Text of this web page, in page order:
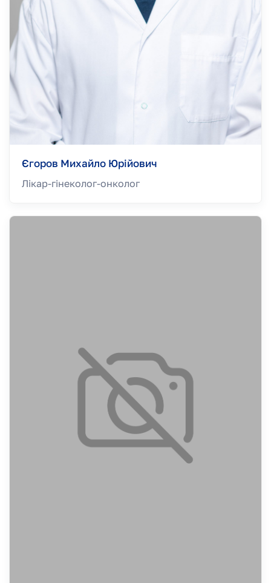
Єгоров Михайло Юрійович
Лікар-гінеколог-онколог